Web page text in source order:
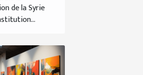
de la Syrie